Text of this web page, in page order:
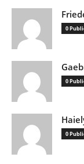
0
0
0